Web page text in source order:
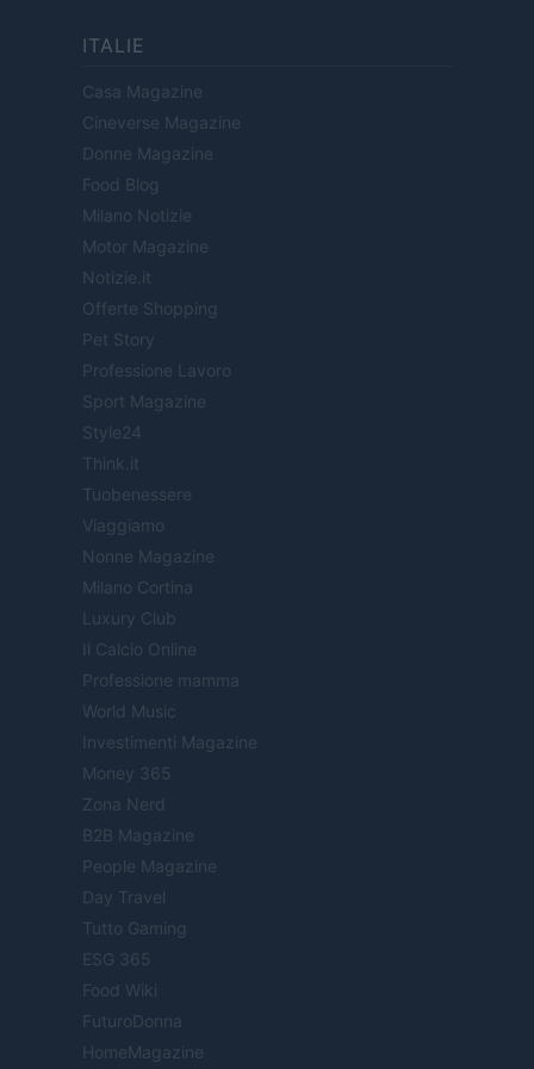
ITALIE
Casa Magazine
Cineverse Magazine
Donne Magazine
Food Blog
Milano Notizie
Motor Magazine
Notizie.it
Offerte Shopping
Pet Story
Professione Lavoro
Sport Magazine
Style24
Think.it
Tuobenessere
Viaggiamo
Nonne Magazine
Milano Cortina
Luxury Club
Il Calcio Online
Professione mamma
World Music
Investimenti Magazine
Money 365
Zona Nerd
B2B Magazine
People Magazine
Day Travel
Tutto Gaming
ESG 365
Food Wiki
FuturoDonna
HomeMagazine